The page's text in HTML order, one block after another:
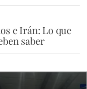
e Irán: Lo que
saber